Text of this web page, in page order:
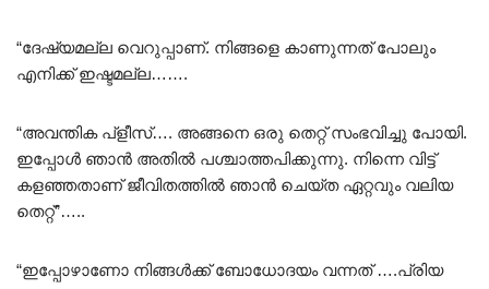
“ദേഷ്യമല്ല വെറുപ്പാണ്. നിങ്ങളെ കാണുന്നത് പോലും
എനിക്ക് ഇഷ്ടമല്ല…….
“അവന്തിക പ്ളീസ്…. അങ്ങനെ ഒരു തെറ്റ് സംഭവിച്ചു പോയി.
ഇപ്പോൾ ഞാൻ അതിൽ പശ്ചാത്തപിക്കുന്നു. നിന്നെ വിട്ട്
കളഞ്ഞതാണ് ജീവിതത്തിൽ ഞാൻ ചെയ്ത ഏറ്റവും വലിയ
തെറ്റ്”…..
“ഇപ്പോഴാണോ നിങ്ങൾക്ക് ബോധോദയം വന്നത് ….പ്രിയ